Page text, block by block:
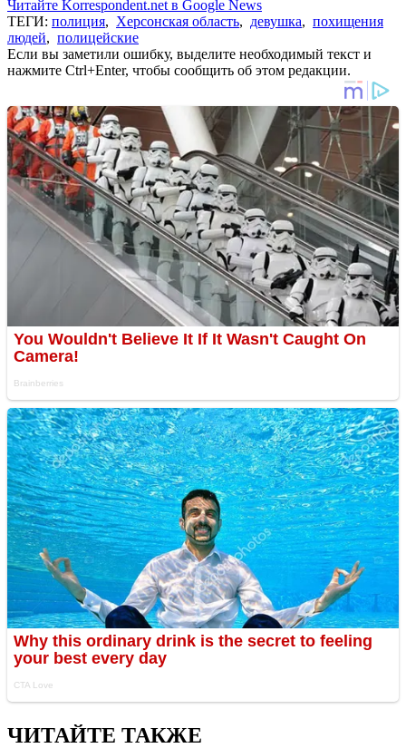
Читайте Korrespondent.net в Google News
ТЕГИ: полиция, Херсонская область, девушка, похищения
людей, полицейские
Если вы заметили ошибку, выделите необходимый текст и
нажмите Ctrl+Enter, чтобы сообщить об этом редакции.
ЧИТАЙТЕ ТАКЖЕ